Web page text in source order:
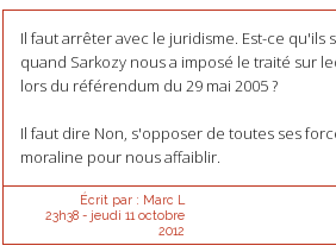
Il faut arrêter avec le juridisme. Est-ce qu'ils
quand Sarkozy nous a imposé le traité sur
lors du référendum du 29 mai 2005 ?
Il faut dire Non, s'opposer de toutes ses
moraline pour nous affaiblir.
Écrit par : Marc L
23h38- jeudi 11 octobre
2012